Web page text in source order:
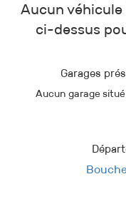
Aucun
ci-dessus
Garages
Aucun garage